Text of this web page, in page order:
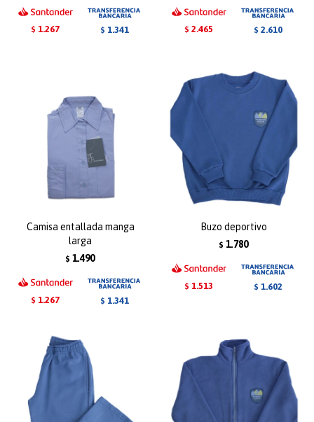
$ 1.267 $ 1.341 $ 2.465 $ 2.610
Camisa entallada manga
larga
$ 1.490
$ 1.267 $ 1.341
Buzo deportivo
$ 1.780
$ 1.513 $ 1.602